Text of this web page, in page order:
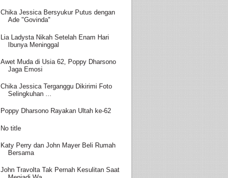
Chika Jessica Bersyukur Putus dengan
Ade "Govinda"
Lia Ladysta Nikah Setelah Enam Hari
Ibunya Meninggal
Awet Muda di Usia 62, Poppy Dharsono
Jaga Emosi
Chika Jessica Terganggu Dikirimi Foto
Selingkuhan ...
Poppy Dharsono Rayakan Ultah ke-62
No title
Katy Perry dan John Mayer Beli Rumah
Bersama
John Travolta Tak Pernah Kesulitan Saat